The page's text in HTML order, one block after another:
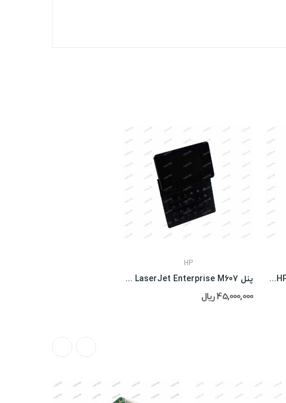
HP
پنل Hp LaserJet Enterprise M607
45,000,000 ریال
فیلم فیوزینگ اورجینال HP M607همراه با گریس